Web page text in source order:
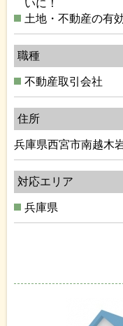
いに！
土地・不動産の有
職種
不動産取引会社
住所
兵庫県西宮市南越木
対応エリア
兵庫県